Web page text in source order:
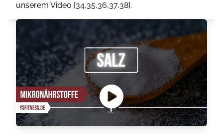
unserem Video [34,35,36,37,38].